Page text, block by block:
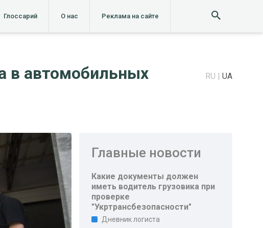
Глоссарий О нас Реклама на сайте
в автомобильных
RU UA
Главные новости
Какие документы должен
иметь водитель грузовика при
проверке
"Укртрансбезопасности"
Дневник логиста